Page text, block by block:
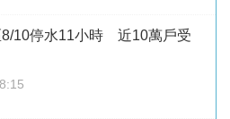
8/10停水11小時 近10萬戶受